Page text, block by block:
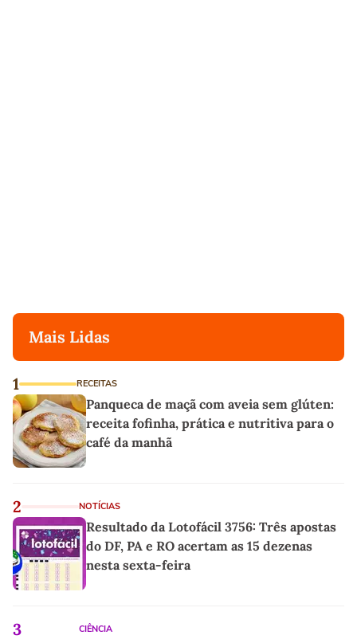
Mais Lidas
1 RECEITAS
Panqueca de maçã com aveia sem glúten:
receita fofinha, prática e nutritiva para o
café da manhã
2 NOTÍCIAS
Resultado da Lotofácil 3756: Três apostas
do DF, PA e RO acertam as 15 dezenas
nesta sexta-feira
3 CIÊNCIA